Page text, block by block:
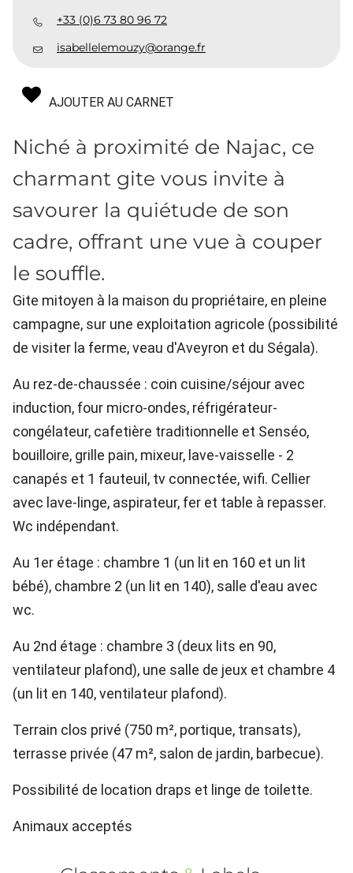
+33 (0)6 73 80 96 72
isabellelemouzy@orange.fr
AJOUTER AU CARNET
Niché à proximité de Najac, ce
charmant gite vous invite à
savourer la quiétude de son
cadre, offrant une vue à couper
le souffle.
Gite mitoyen à la maison du propriétaire, en pleine
campagne, sur une exploitation agricole (possibilité
de visiter la ferme, veau d'Aveyron et du Ségala).
Au rez-de-chaussée : coin cuisine/séjour avec
induction, four micro-ondes, réfrigérateur-
congélateur, cafetière traditionnelle et Senséo,
bouilloire, grille pain, mixeur, lave-vaisselle - 2
canapés et 1 fauteuil, tv connectée, wifi. Cellier
avec lave-linge, aspirateur, fer et table à repasser.
Wc indépendant.
Au 1er étage : chambre 1 (un lit en 160 et un lit
bébé), chambre 2 (un lit en 140), salle d'eau avec
wc.
Au 2nd étage : chambre 3 (deux lits en 90,
ventilateur plafond), une salle de jeux et chambre 4
(un lit en 140, ventilateur plafond).
Terrain clos privé (750 m², portique, transats),
terrasse privée (47 m², salon de jardin, barbecue).
Possibilité de location draps et linge de toilette.
Animaux acceptés